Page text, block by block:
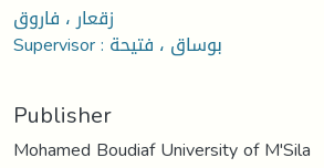
زقعار ، فاروق
Supervisor : بوساق ، فتيحة
Publisher
Mohamed Boudiaf University of M'Sila